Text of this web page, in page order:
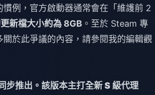
例，官方啟動器通常會在「維護前 2
新檔大小約為 8GB 。至於 Steam 專
於此爭議的內容，請參閱我的編輯觀
步推出。該版本主打全新 S 級代理